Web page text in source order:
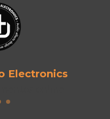
Electronics